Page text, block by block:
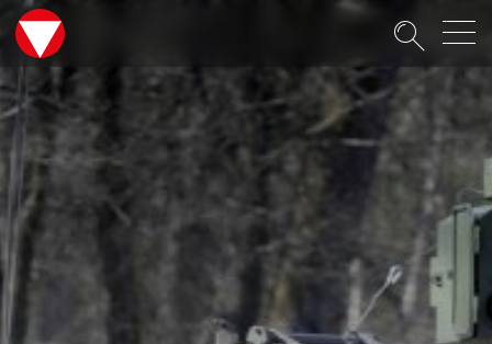
Suche